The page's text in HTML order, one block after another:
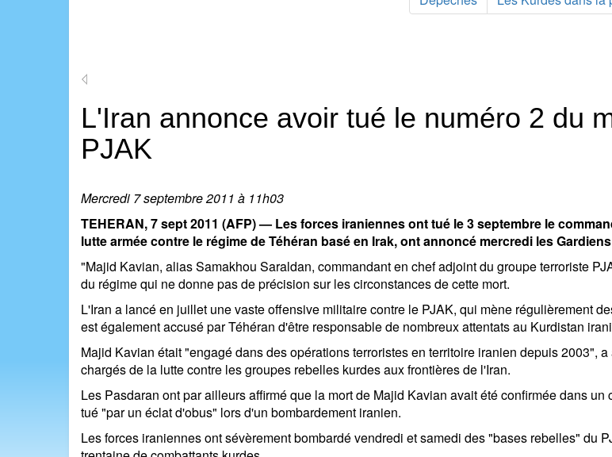
L'Iran annonce avoir tué le numéro 2 du
PJAK
Mercredi 7 septembre 2011 à 11h03
TEHERAN, 7 sept 2011 (AFP) — Les forces iraniennes ont tué le 3 septembre le
lutte armée contre le régime de Téhéran basé en Irak, ont annoncé mercredi les
"Majid Kavian, alias Samakhou Saraldan, commandant en chef adjoint du groupe terroriste
du régime qui ne donne pas de précision sur les circonstances de cette mort.
L'Iran a lancé en juillet une vaste offensive militaire contre le PJAK, qui mène régulièrement
est également accusé par Téhéran d'être responsable de nombreux attentats au Kurdistan
Majid Kavian était "engagé dans des opérations terroristes en territoire iranien depuis 2003",
chargés de la lutte contre les groupes rebelles kurdes aux frontières de l'Iran.
Les Pasdaran ont par ailleurs affirmé que la mort de Majid Kavian avait été confirmée dans
tué "par un éclat d'obus" lors d'un bombardement iranien.
Les forces iraniennes ont sévèrement bombardé vendredi et samedi des "bases rebelles" du